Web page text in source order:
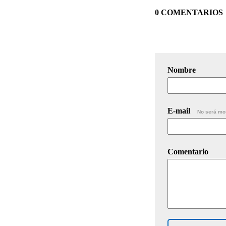
0 COMENTARIOS
Nombre
E-mail No será
Comentario